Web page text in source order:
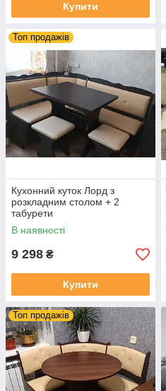
Купити
Топ продажів
Кухонний куток Лорд з
розкладним столом + 2
табурети
В наявності
9 298 ₴
Купити
Топ продажів